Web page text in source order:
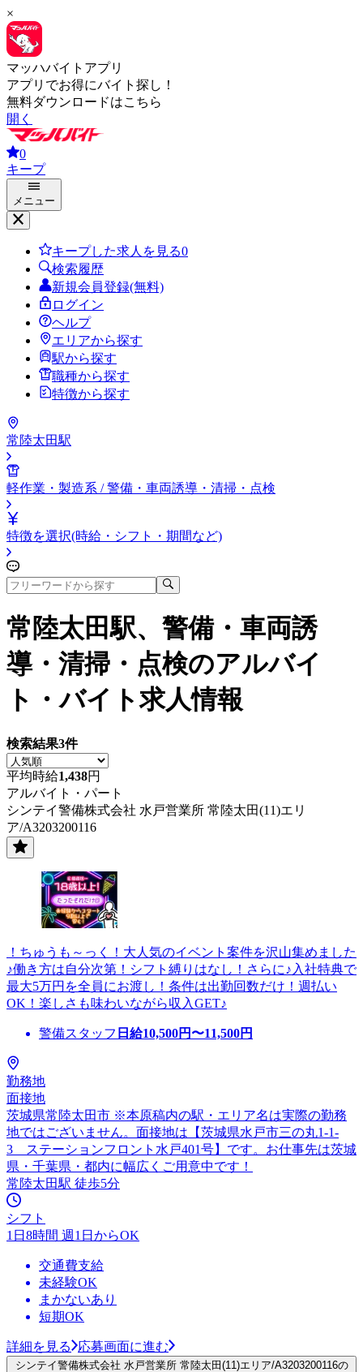
×
マッハバイトアプリ
アプリでお得にバイト探し！
無料ダウンロードはこちら
開く
0
キープ
メニュー
キープした求人を見る0
検索履歴
新規会員登録(無料)
ログイン
ヘルプ
エリアから探す
駅から探す
職種から探す
特徴から探す
常陸太田駅
軽作業・製造系 / 警備・車両誘導・清掃・点検
特徴を選択(時給・シフト・期間など)
常陸太田駅、警備・車両誘
導・清掃・点検のアルバイ
ト・バイト求人情報
検索結果3件
平均時給1,438円
アルバイト・パート
シンテイ警備株式会社 水戸営業所 常陸太田(11)エリ
ア/A3203200116
！ちゅうも～っく！大人気のイベント案件を沢山集めました
♪働き方は自分次第！シフト縛りはなし！さらに♪入社特典で
最大5万円を全員にお渡し！条件は出勤回数だけ！週払い
OK！楽しさも味わいながら収入GET♪
警備スタッフ 日給10,500円〜11,500円
勤務地
面接地
茨城県常陸太田市 ※本原稿内の駅・エリア名は実際の勤務
地ではございません。面接地は【茨城県水戸市三の丸1-1-
3 ステーションフロント水戸401号】です。お仕事先は茨城
県・千葉県・都内に幅広くご用意中です！
常陸太田駅 徒歩5分
シフト
1日8時間 週1日からOK
交通費支給
未経験OK
まかないあり
短期OK
詳細を見る 応募画面に進む
シンテイ警備株式会社 水戸営業所 常陸太田(11)エリア/A3203200116の